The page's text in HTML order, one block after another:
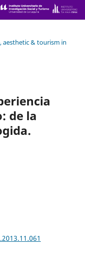
Image, aesthetic & tourism in
de la